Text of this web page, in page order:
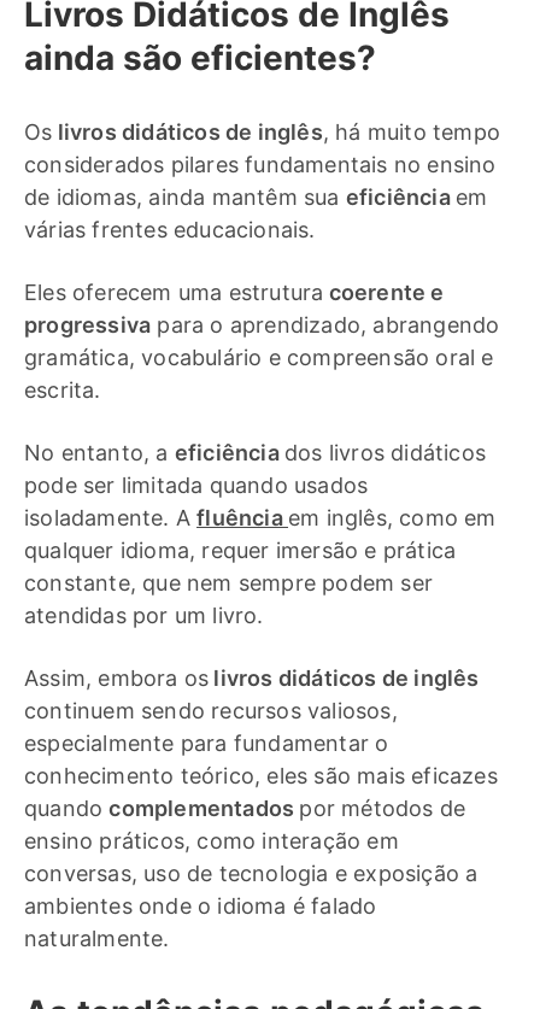
Livros Didáticos de Inglês
ainda são eficientes?
Os livros didáticos de inglês, há muito tempo
considerados pilares fundamentais no ensino
de idiomas, ainda mantêm sua eficiência em
várias frentes educacionais.
Eles oferecem uma estrutura coerente e
progressiva para o aprendizado, abrangendo
gramática, vocabulário e compreensão oral e
escrita.
No entanto, a eficiência dos livros didáticos
pode ser limitada quando usados
isoladamente. Afluência em inglês, como em
qualquer idioma, requer imersão e prática
constante, que nem sempre podem ser
atendidas por um livro.
Assim, embora os livros didáticos de inglês
continuem sendo recursos valiosos,
especialmente para fundamentar o
conhecimento teórico, eles são mais eficazes
quandocomplementados por métodos de
ensino práticos, como interação em
conversas, uso de tecnologia e exposição a
ambientes onde o idioma é falado
naturalmente.